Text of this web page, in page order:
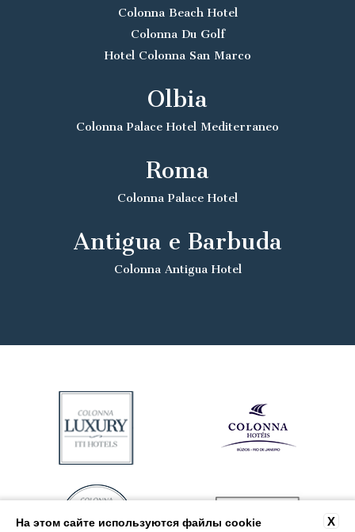
Colonna Beach Hotel
Colonna Du Golf
Hotel Colonna San Marco
Olbia
Colonna Palace Hotel Mediterraneo
Roma
Colonna Palace Hotel
Antigua e Barbuda
Colonna Antigua Hotel
X
На этом сайте используются файлы cookie